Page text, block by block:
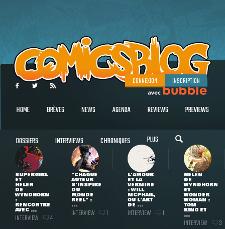
CONNEXION INSCRIPTION
HOME BRÈVES NEWS AGENDA REVIEWS PREVIEWS
DOSSIERS INTERVIEWS CHRONIQUES PLUS
SUPERGIRL
ET
HELEN
DE
WYNDHORN
:
RENCONTRE
AVEC ...
INTERVIEW 4
"CHAQUE
AUTEUR
S'INSPIRE
DU
MONDE
RÉEL" :
...
INTERVIEW 1
L'AMOUR
ET LA
VERMINE
: WILL
MCPHAIL,
OU L'ART
DE ...
INTERVIEW 1
HELEN
DE
WYNDHORN
ET
WONDER
WOMAN :
TOM
KING ET
...
INTERVIEW 3